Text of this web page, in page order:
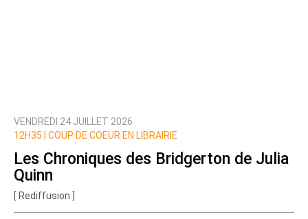
VENDREDI 24 JUILLET 2026
12H35 |
COUP DE COEUR EN LIBRAIRIE
Les Chroniques des Bridgerton de Julia
Quinn
[ Rediffusion ]